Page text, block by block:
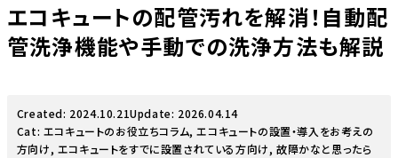
エコキュートの配管汚れを解消！自動配
管洗浄機能や手動での洗浄方法も解説
Created: 2024.10.21Update: 2026.04.14
Cat: エコキュートのお役立ちコラム,エコキュートの設置・導入をお考えの
方向け, エコキュートをすでに設置されている方向け,故障かなと思ったら